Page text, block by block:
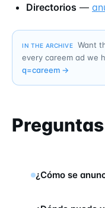
Directorios —
IN THE ARCHIVE
Want
every careem ad we
q=careem →
¿Cómo se